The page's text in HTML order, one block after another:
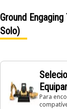
Ground
Solo)
Para